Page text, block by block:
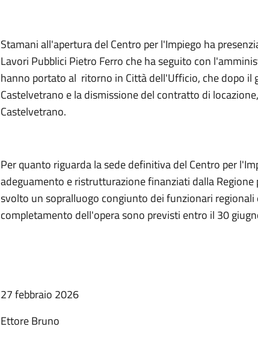
Stamani all'apertura del Centro per l'Impiego ha
Lavori Pubblici Pietro Ferro che ha seguito con
hanno portato al ritorno in Città dell'Ufficio, che dopo il
Castelvetrano e la dismissione del contratto di
Castelvetrano.
Per quanto riguarda la sede definitiva del Centro per
adeguamento e ristrutturazione finanziati dalla
svolto un sopralluogo congiunto dei funzionari
completamento dell'opera sono previsti entro il 30
27 febbraio 2026
Ettore Bruno